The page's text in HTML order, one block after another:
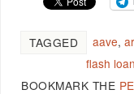
TAGGED aave,
flash loan
BOOKMARK THE